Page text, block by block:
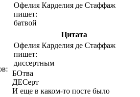
Офелия Карделия де Стаффаж
пишет:
батвой
Цитата
Офелия Карделия де Стаффаж
пишет:
диссертным
БОтва
ДЕСерт
И еще в каком-то посте было